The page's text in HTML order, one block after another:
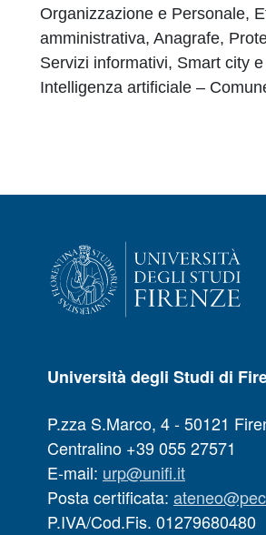
Organizzazione e Personale,
amministrativa, Anagrafe,
Servizi informativi, Smart city
Intelligenza artificiale –
Università degli Studi di
P.zza S.Marco, 4 - 50121
Centralino +39 055 27571
E-mail: urp@unifi.it
Posta certificata:
P.IVA/Cod.Fis. 01279680480